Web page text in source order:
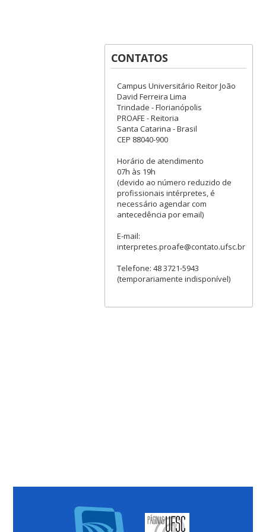
CONTATOS
Campus Universitário Reitor João
David Ferreira Lima
Trindade - Florianópolis
PROAFE - Reitoria
Santa Catarina - Brasil
CEP 88040-900​
Horário de atendimento
07h às 19h
(devido ao número reduzido de
profissionais intérpretes, é
necessário agendar com
antecedência por email)
E-mail:
interpretes.proafe@contato.ufsc.br
Telefone: 48 3721-5943
(temporariamente indisponível)